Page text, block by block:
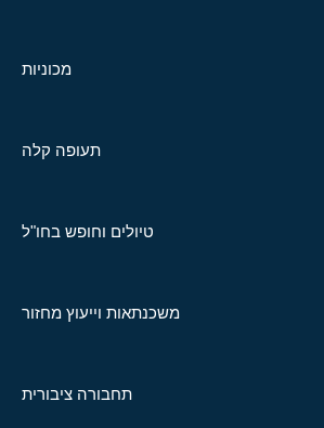
מכוניות
תעופה קלה
טיולים וחופש בחו"ל
משכנתאות וייעוץ מחזור
תחבורה ציבורית